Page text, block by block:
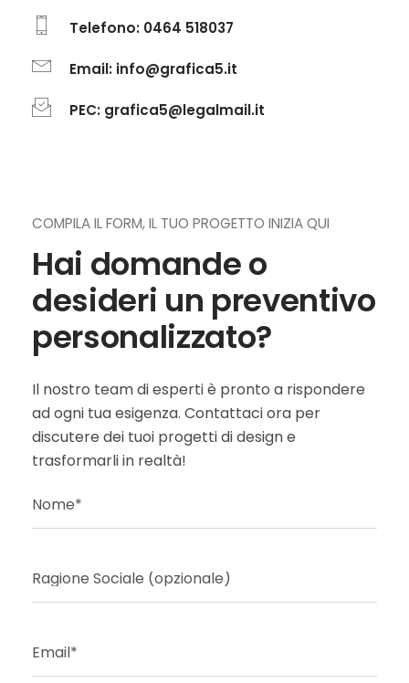
Telefono: 0464 518037
Email: info@grafica5.it
PEC: grafica5@legalmail.it
COMPILA IL FORM, IL TUO PROGETTO INIZIA QUI
Hai domande o
desideri un preventivo
personalizzato?
Il nostro team di esperti è pronto a rispondere
ad ogni tua esigenza. Contattaci ora per
discutere dei tuoi progetti di design e
trasformarli in realtà!